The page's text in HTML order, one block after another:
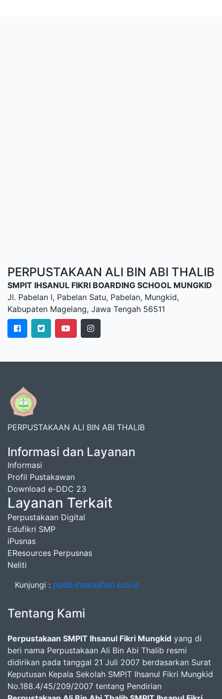
PERPUSTAKAAN ALI BIN ABI THALIB
SMPIT IHSANUL FIKRI BOARDING SCHOOL MUNGKID
Jl. Pabelan I, Pabelan Satu, Pabelan, Mungkid,
Kabupaten Magelang, Jawa Tengah 56511
PERPUSTAKAAN ALI BIN ABI THALIB
Informasi dan Layanan
Informasi
Profil Pustakawan
Download e-DDC 23
Layanan Terkait
Perpustakaan Digital
Edufikri SMP
iPusnas
EResources Perpusnas
Neliti
Kunjungi : ppdb.ihsanulfikri.sch.id
Tentang Kami
Perpustakaan SMPIT Ihsanul Fikri Mungkid yang di
beri nama Perpustakaan Ali Bin Abi Thalib resmi
didirikan pada tanggal 21 Juli 2007 berdasarkan Surat
Keputusan Kepala Sekolah SMPIT Ihsanul Fikri Mungkid
No.188.4/45/209/2007 tentang Pendirian